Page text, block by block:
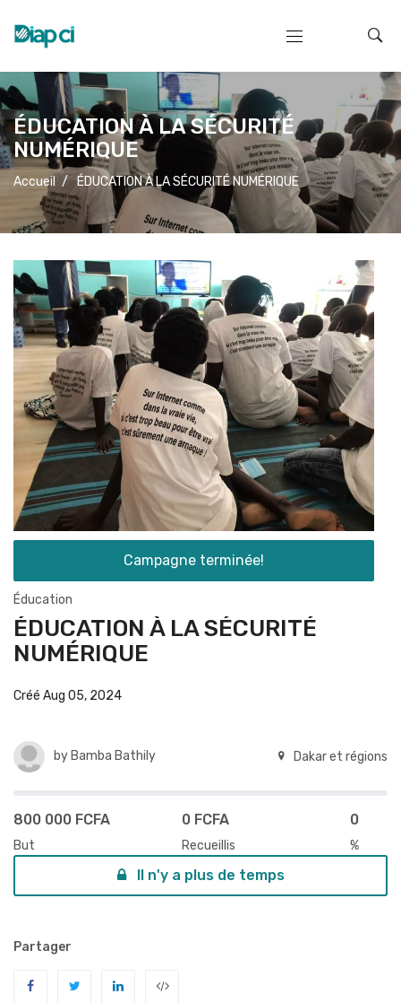
ÉDUCATION À LA SÉCURITÉ
NUMÉRIQUE
Accueil / ÉDUCATION À LA SÉCURITÉ NUMÉRIQUE
Campagne terminée!
Éducation
ÉDUCATION À LA SÉCURITÉ
NUMÉRIQUE
Créé Aug 05, 2024
by Bamba Bathily Dakar et régions
800 000 FCFA
But
0 FCFA
Recueillis
0
%
Il n'y a plus de temps
Partager